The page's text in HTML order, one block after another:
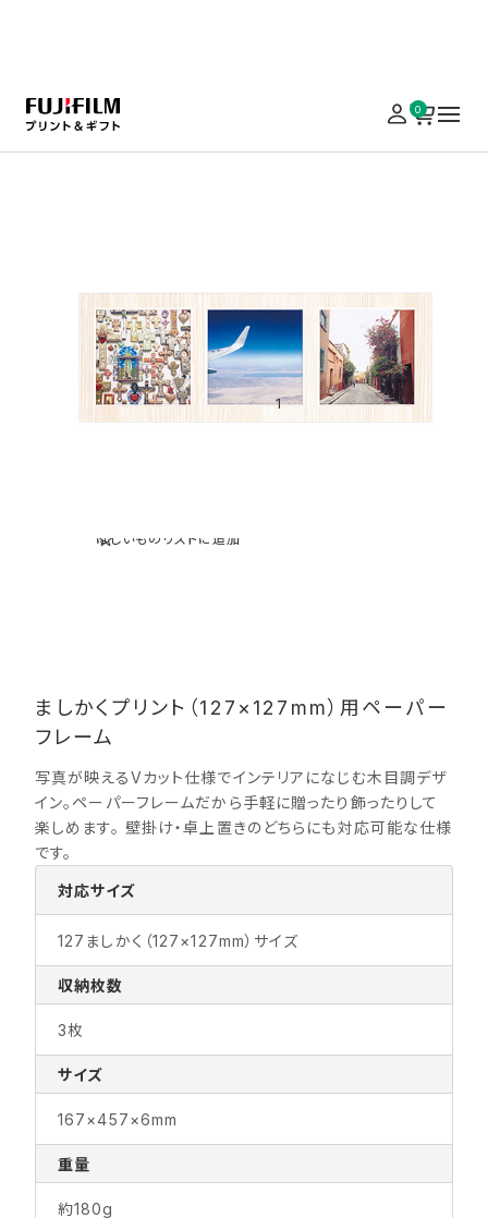
0
￥5,000以上の注文で送料無料
数量
ほしいものリストに追加
ましかくプリント（127×127mm）用ペーパー
フレーム
写真が映えるVカット仕様でインテリアになじむ木目調デザ
イン。ペーパーフレームだから手軽に贈ったり飾ったりして
楽しめます。 壁掛け・卓上置きのどちらにも対応可能な仕様
です。
対応サイズ
127ましかく（127×127mm）サイズ
収納枚数
3枚
サイズ
167×457×6mm
重量
約180g